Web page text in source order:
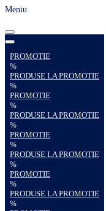
Meniu
PROMOTIE
%
PRODUSE LA PROMOTIE
%
PROMOTIE
%
PRODUSE LA PROMOTIE
%
PROMOTIE
%
PRODUSE LA PROMOTIE
%
PROMOTIE
%
PRODUSE LA PROMOTIE
%